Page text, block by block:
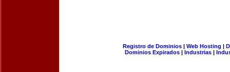
Registro de Dominios| Web Hosting |
Dominios Expirados | Industrias |